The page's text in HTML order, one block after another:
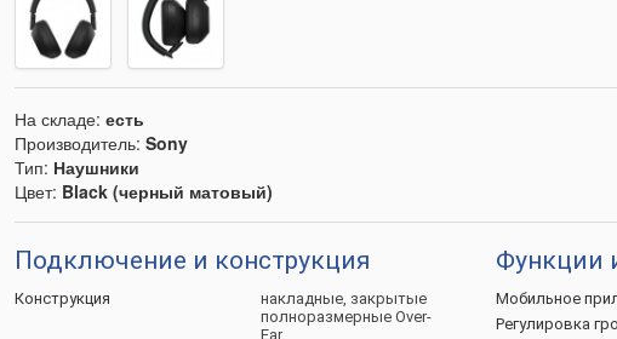
На складе: есть
Производитель: Sony
Тип: Наушники
Цвет: Black (черный матовый)
Подключение и конструкция
Конструкция
накладные, закрытые
полноразмерные Over-
Ear
Функции
Мобильное
Регулировка